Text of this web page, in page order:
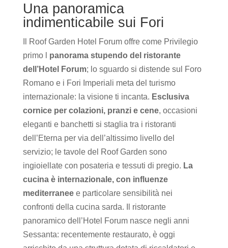
Una panoramica
indimenticabile sui Fori
Il Roof Garden Hotel Forum offre come Privilegio
primo l panorama stupendo del ristorante
dell’Hotel Forum; lo sguardo si distende sul Foro
Romano e i Fori Imperiali meta del turismo
internazionale: la visione ti incanta. Esclusiva
cornice per colazioni, pranzi e cene, occasioni
eleganti e banchetti si staglia tra i ristoranti
dell’Eterna per via dell’altissimo livello del
servizio; le tavole del Roof Garden sono
ingioiellate con posateria e tessuti di pregio. La
cucina è internazionale, con influenze
mediterraneee particolare sensibilità nei
confronti della cucina sarda. Il ristorante
panoramico dell’Hotel Forum nasce negli anni
Sessanta: recentemente restaurato, è oggi